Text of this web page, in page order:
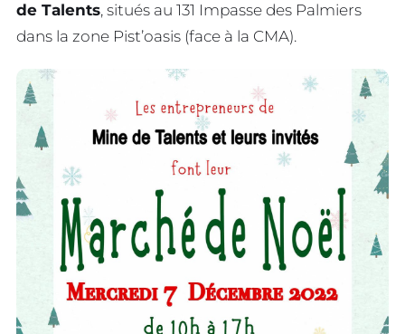
de Talents, situés au 131 Impasse des Palmiers
dans la zone Pist’oasis (face à la CMA).